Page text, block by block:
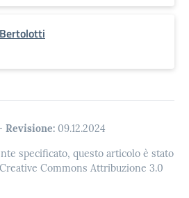
Revisione: 09.12.2024
specificato, questo articolo è stato
Commons Attribuzione 3.0